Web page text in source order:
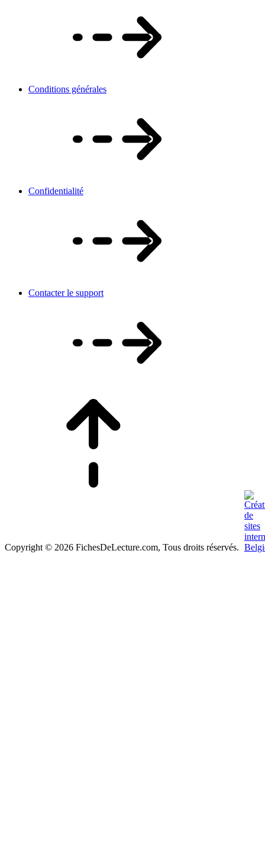
Conditions générales
Confidentialité
Contacter le support
Copyright © 2026 FichesDeLecture.com, Tous droits réservés.